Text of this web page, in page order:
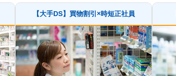
【大手DS】買物割引×時短正社員